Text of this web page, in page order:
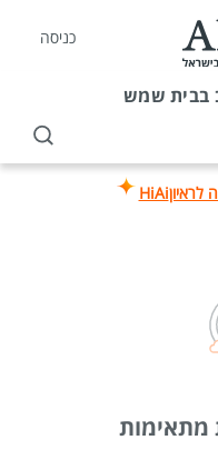
כניסה
בבית שמש
לראיוןHiAi
מתאימות